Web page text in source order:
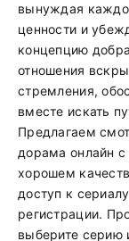
вынуждая
ценности и
концепцию
отношения
стремления,
вместе искать
Предлагаем
дорама онлайн с
хорошем
доступ к
регистрации.
выберите серию